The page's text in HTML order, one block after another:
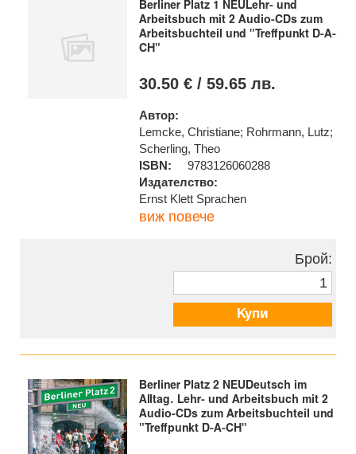
Berliner Platz 1 NEULehr- und
Arbeitsbuch mit 2 Audio-CDs zum
Arbeitsbuchteil und "Treffpunkt D-A-
CH"
30.50 € / 59.65 лв.
Автор:
Lemcke, Christiane; Rohrmann, Lutz;
Scherling, Theo
ISBN:
9783126060288
Издателство:
Ernst Klett Sprachen
виж повече
Брой:
Купи
Berliner Platz 2 NEUDeutsch im
Alltag. Lehr- und Arbeitsbuch mit 2
Audio-CDs zum Arbeitsbuchteil und
"Treffpunkt D-A-CH"